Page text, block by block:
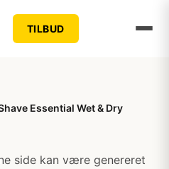
TILBUD
Essential Wet & Dry
side kan være genereret